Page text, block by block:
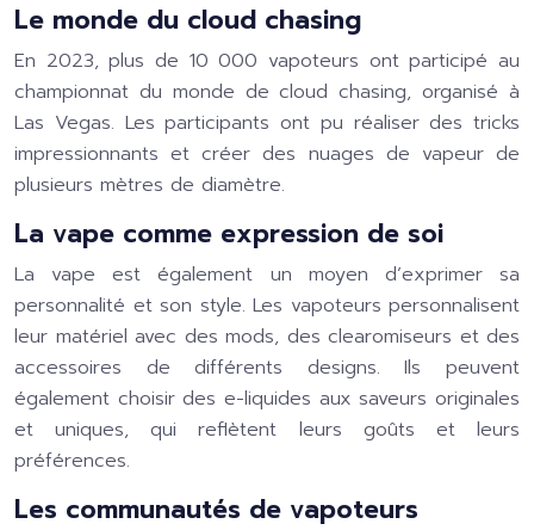
Le monde du cloud chasing
En 2023, plus de 10 000 vapoteurs ont participé au
championnat du monde de cloud chasing, organisé à
Las Vegas. Les participants ont pu réaliser des tricks
impressionnants et créer des nuages de vapeur de
plusieurs mètres de diamètre.
La vape comme expression de soi
La vape est également un moyen d’exprimer sa
personnalité et son style. Les vapoteurs personnalisent
leur matériel avec des mods, des clearomiseurs et des
accessoires de différents designs. Ils peuvent
également choisir des e-liquides aux saveurs originales
et uniques, qui reflètent leurs goûts et leurs
préférences.
Les communautés de vapoteurs